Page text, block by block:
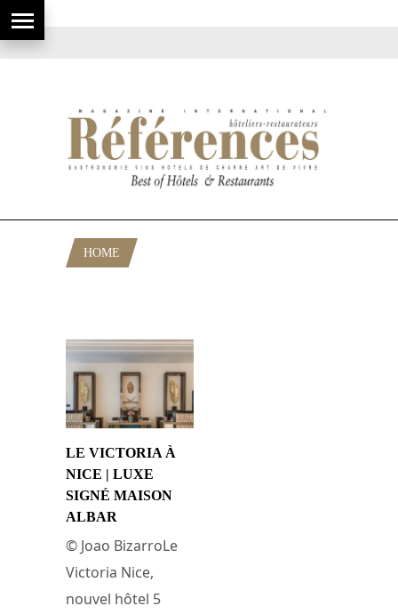
HOME
LE VICTORIA À
NICE | LUXE
SIGNÉ MAISON
ALBAR
© Joao BizarroLe
Victoria Nice,
nouvel hôtel 5